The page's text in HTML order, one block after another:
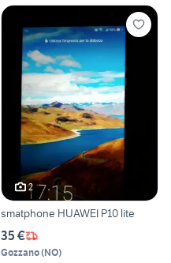
2
smatphone HUAWEI P10 lite
35 €
Gozzano(NO)